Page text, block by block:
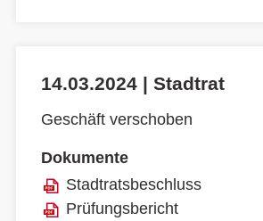
14.03.2024 | Stadtrat
Geschäft verschoben
Dokumente
Stadtratsbeschluss
Prüfungsbericht